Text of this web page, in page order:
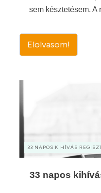
sem késztetésem. A
Elolvasom!
33 NAPOS KIHÍVÁS
33 napos